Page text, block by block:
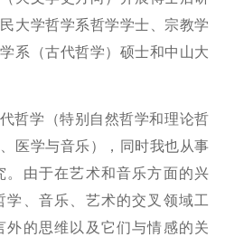
大学哲学系哲学学士、宗教学
系（古代哲学）硕士和中山大
哲学（特别自然哲学和理论哲
医学与音乐），同时我也从事
。由于在艺术和音乐方面的兴
学、音乐、艺术的交叉领域工
外的思维以及它们与情感的关